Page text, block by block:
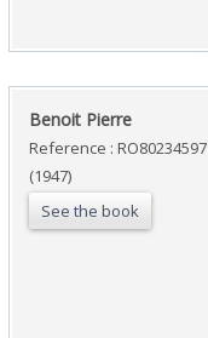
‎Benoit Pierre‎
Reference : RO80234597
(1947)
See the book